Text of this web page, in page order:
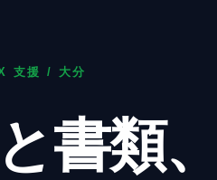
支援 / 大分
書類